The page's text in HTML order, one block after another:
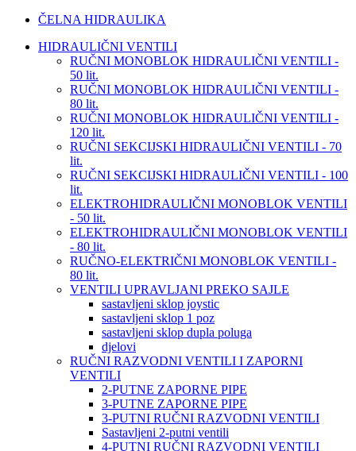
ČELNA HIDRAULIKA
HIDRAULIČNI VENTILI
RUČNI MONOBLOK HIDRAULIČNI VENTILI -
50 lit.
RUČNI MONOBLOK HIDRAULIČNI VENTILI -
80 lit.
RUČNI MONOBLOK HIDRAULIČNI VENTILI -
120 lit.
RUČNI SEKCIJSKI HIDRAULIČNI VENTILI - 70
lit.
RUČNI SEKCIJSKI HIDRAULIČNI VENTILI - 100
lit.
ELEKTROHIDRAULIČNI MONOBLOK VENTILI
- 50 lit.
ELEKTROHIDRAULIČNI MONOBLOK VENTILI
- 80 lit.
RUČNO-ELEKTRIČNI MONOBLOK VENTILI -
80 lit.
VENTILI UPRAVLJANI PREKO SAJLE
sastavljeni sklop joystic
sastavljeni sklop 1 poz
sastavljeni sklop dupla poluga
djelovi
RUČNI RAZVODNI VENTILI I ZAPORNI
VENTILI
2-PUTNE ZAPORNE PIPE
3-PUTNE ZAPORNE PIPE
3-PUTNI RUČNI RAZVODNI VENTILI
Sastavljeni 2-putni ventili
4-PUTNI RUČNI RAZVODNI VENTILI